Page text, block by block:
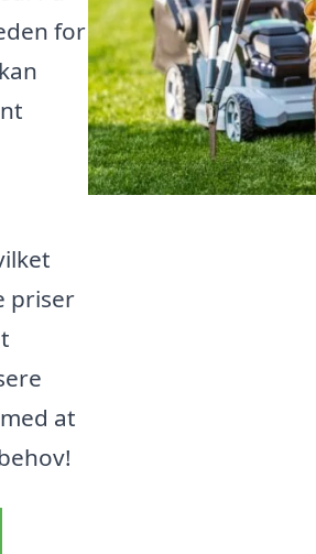
for
priser
at